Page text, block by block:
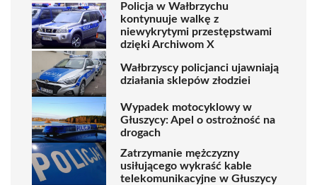
Policja w Wałbrzychu
kontynuuje walkę z
niewykrytymi przestępstwami
dzięki Archiwom X
Wałbrzyscy policjanci ujawniają
działania sklepów złodziei
Wypadek motocyklowy w
Głuszycy: Apel o ostrożność na
drogach
Zatrzymanie mężczyzny
usiłującego wykraść kable
telekomunikacyjne w Głuszycy